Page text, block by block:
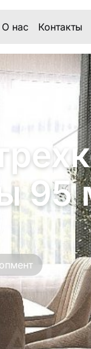
О нас Контакты
95